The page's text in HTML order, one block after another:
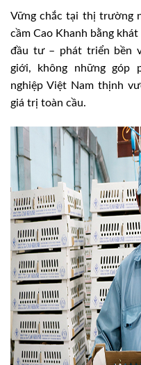
Vững chắc tại thị trường
cầm Cao Khanh bằng
đầu tư – phát triển bền
giới, không những góp
nghiệp Việt Nam thịnh
giá trị toàn cầu.